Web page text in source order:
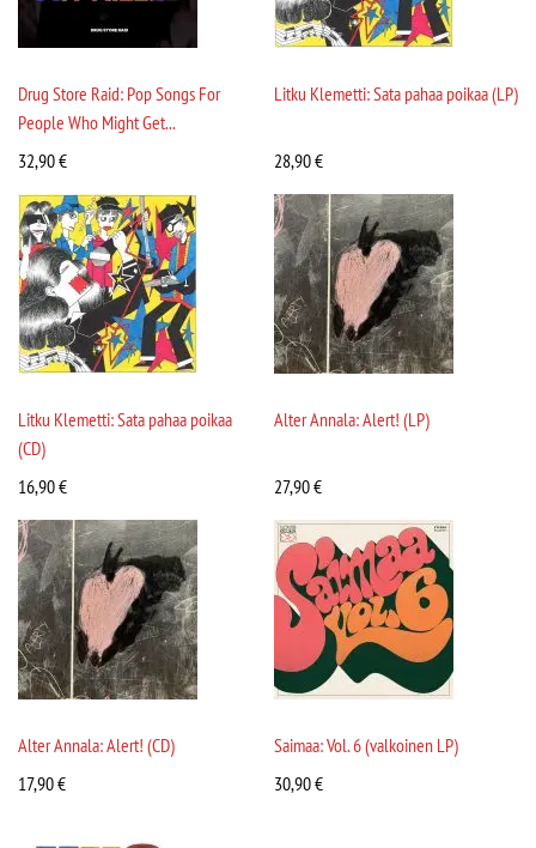
Drug Store Raid: Pop Songs For
People Who Might Get...
32,90€
Litku Klemetti: Sata pahaa poikaa (LP)
28,90€
Litku Klemetti: Sata pahaa poikaa
(CD)
16,90€
Alter Annala: Alert! (LP)
27,90€
Alter Annala: Alert! (CD)
17,90€
Saimaa: Vol. 6 (valkoinen LP)
30,90€